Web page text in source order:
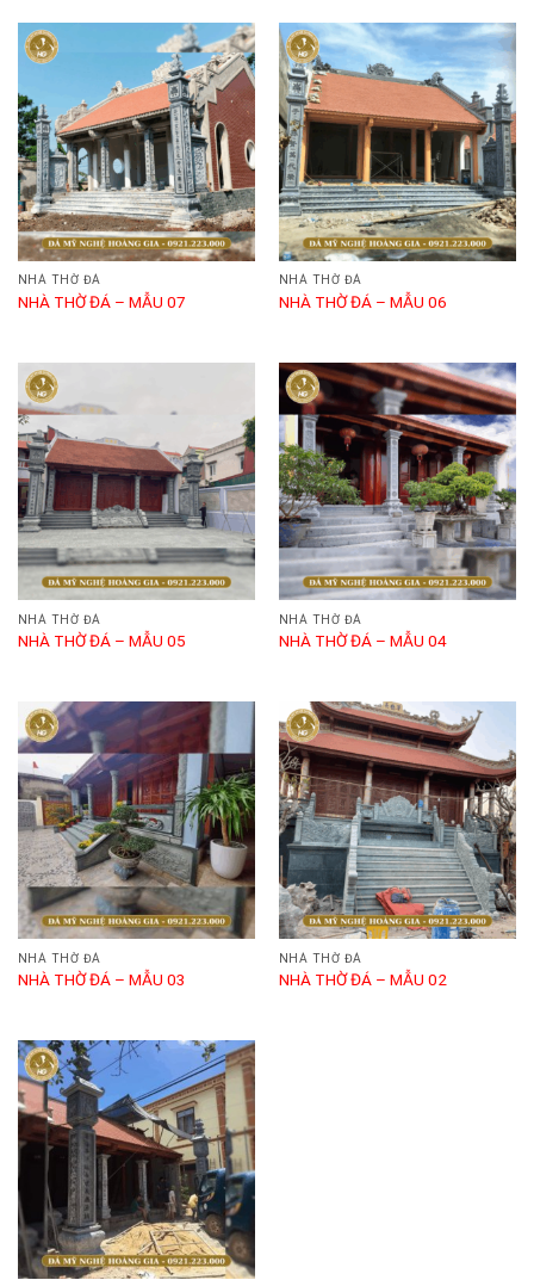
NHÀ THỜ ĐÁ
NHÀ THỜ ĐÁ – MẪU 07
NHÀ THỜ ĐÁ
NHÀ THỜ ĐÁ – MẪU 06
NHÀ THỜ ĐÁ
NHÀ THỜ ĐÁ – MẪU 05
NHÀ THỜ ĐÁ
NHÀ THỜ ĐÁ – MẪU 04
NHÀ THỜ ĐÁ
NHÀ THỜ ĐÁ – MẪU 03
NHÀ THỜ ĐÁ
NHÀ THỜ ĐÁ – MẪU 02